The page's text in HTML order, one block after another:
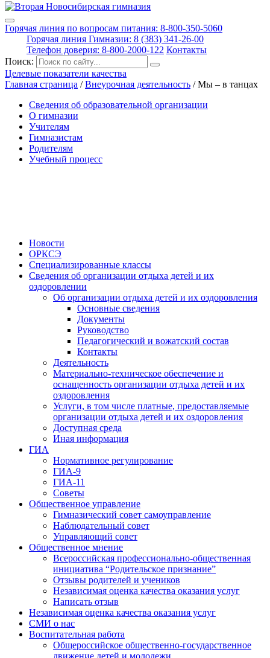
Горячая линия по вопросам питания: 8-800-350-5060
Горячая линия Гимназии: 8 (383) 341-26-00
Телефон доверия: 8-800-2000-122 Контакты
Поиск:
Целевые показатели качества
Главная страница /Внеурочная деятельность /Мы – в танцах
Сведения об образовательной организации
О гимназии
Учителям
Гимназистам
Родителям
Учебный процесс
Новости
ОРКСЭ
Специализированные классы
Сведения об организации отдыха детей и их
оздоровлении
Об организации отдыха детей и их оздоровления
Основные сведения
Документы
Руководство
Педагогический и вожатский состав
Контакты
Деятельность
Материально-техническое обеспечение и
оснащенность организации отдыха детей и их
оздоровления
Услуги, в том числе платные, предоставляемые
организации отдыха детей и их оздоровления
Доступная среда
Иная информация
ГИА
Нормативное регулирование
ГИА-9
ГИА-11
Советы
Общественное управление
Гимназический совет самоуправление
Наблюдательный совет
Управляющий совет
Общественное мнение
Всероссийская профессионально-общественная
инициатива “Родительское признание”
Отзывы родителей и учеников
Независимая оценка качества оказания услуг
Написать отзыв
Независимая оценка качества оказания услуг
СМИ о нас
Воспитательная работа
Общероссийское общественно-государственное
движение детей и молодежи